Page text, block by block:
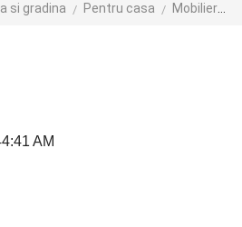
si gradina Pentru casa Mobilier
AM